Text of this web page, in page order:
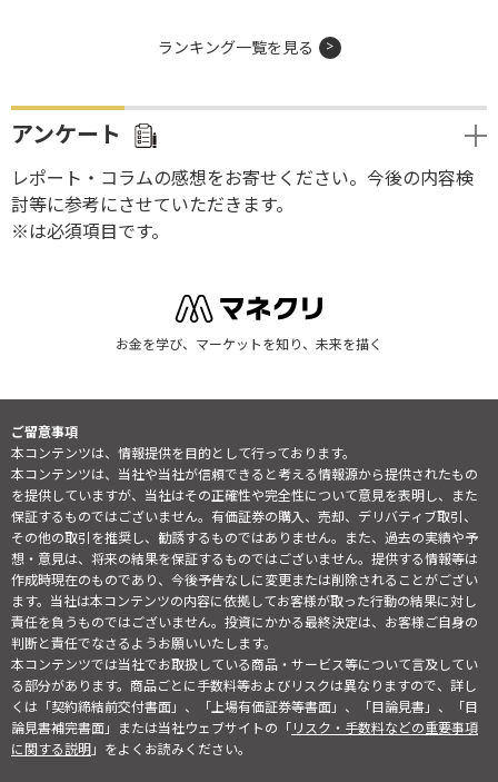
ランキング一覧を見る
アンケート
レポート・コラムの感想をお寄せください。今後の内容検
討等に参考にさせていただきます。
※は必須項目です。
お金を学び、マーケットを知り、未来を描く
ご留意事項
本コンテンツは、情報提供を目的として行っております。
本コンテンツは、当社や当社が信頼できると考える情報源から提供されたもの
を提供していますが、当社はその正確性や完全性について意見を表明し、また
保証するものではございません。有価証券の購入、売却、デリバティブ取引、
その他の取引を推奨し、勧誘するものではありません。また、過去の実績や予
想・意見は、将来の結果を保証するものではございません。提供する情報等は
作成時現在のものであり、今後予告なしに変更または削除されることがござい
ます。当社は本コンテンツの内容に依拠してお客様が取った行動の結果に対し
責任を負うものではございません。投資にかかる最終決定は、お客様ご自身の
判断と責任でなさるようお願いいたします。
本コンテンツでは当社でお取扱している商品・サービス等について言及してい
る部分があります。商品ごとに手数料等およびリスクは異なりますので、詳し
くは「契約締結前交付書面」、「上場有価証券等書面」、「目論見書」、「目
論見書補完書面」または当社ウェブサイトの「リスク・手数料などの重要事項
に関する説明」をよくお読みください。